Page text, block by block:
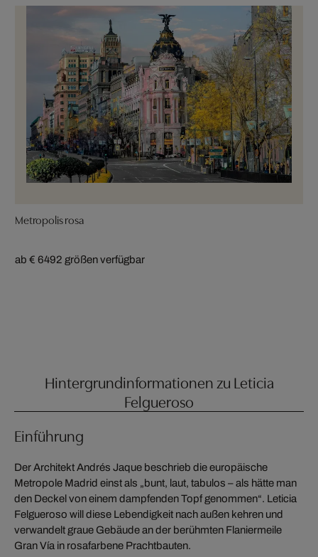
Metropolis rosa
ab € 6492 größen verfügbar
Hintergrundinformationen zu Leticia
Felgueroso
Einführung
Der Architekt Andrés Jaque beschrieb die europäische
Metropole Madrid einst als „bunt, laut, tabulos – als hätte man
den Deckel von einem dampfenden Topf genommen“. Leticia
Felgueroso will diese Lebendigkeit nach außen kehren und
verwandelt graue Gebäude an der berühmten Flaniermeile
Gran Vía in rosafarbene Prachtbauten.